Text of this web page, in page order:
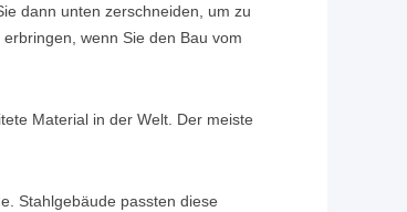
dann unten zerschneiden, um zu
wenn Sie den Bau vom
Material in der Welt. Der meiste
Stahlgebäude passten diese